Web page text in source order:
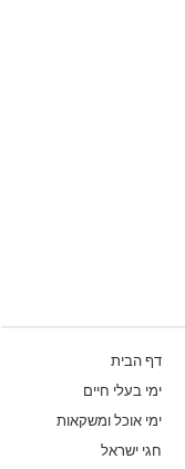
דף הבית
ימי בעלי חיים
ימי אוכל ומשקאות
חגי ישראל